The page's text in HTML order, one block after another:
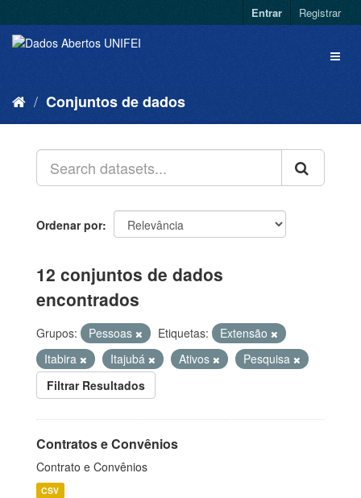
Entrar Registrar
Conjuntos de dados
Ordenar por
12 conjuntos de dados
encontrados
Grupos: Pessoas Etiquetas:
Extensão
Itabira
Itajubá Ativos
Pesquisa
Filtrar Resultados
Contratos e Convênios
Contrato e Convênios
CSV